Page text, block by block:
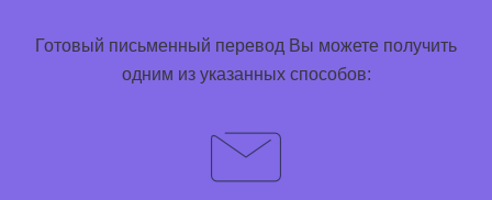
Готовый письменный перевод Вы можете получить
одним из указанных способов: